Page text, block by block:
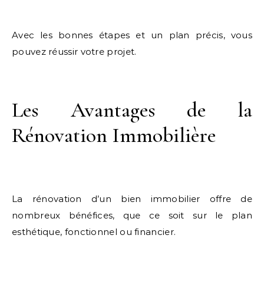
Avec les bonnes étapes et un plan précis, vous
pouvez réussir votre projet.
Les Avantages de la
Rénovation Immobilière
La rénovation d’un bien immobilier offre de
nombreux bénéfices, que ce soit sur le plan
esthétique, fonctionnel ou financier.